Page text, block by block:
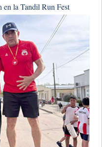
en la Tandil Run Fest